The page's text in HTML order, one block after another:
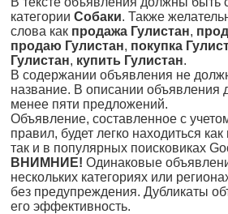
категории Собаки. Также
слова как продажа Гулистан,
продаю Гулистан, покупка
Гулистан, купить Гулистан.
В содержании объявления не
название. В описании объявления
менее пяти предложений.
Объявление, составленное с
правил, будет легко находиться
так и в популярных поисковиках
ВНИМНИЕ! Одинаковые
нескольких категориях или
без предупреждения. Дубликаты
его эффективность.